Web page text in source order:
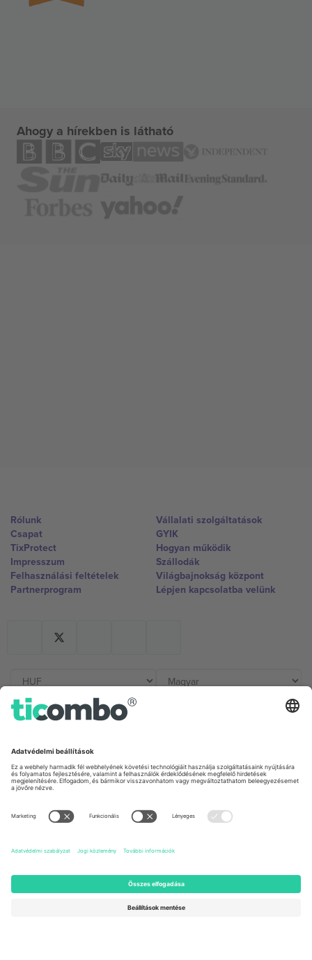
Ahogy a hírekben is látható
Rólunk
Csapat
TixProtect
Impresszum
Felhasználási feltételek
Partnerprogram
Vállalati szolgáltatások
GYIK
Hogyan működik
Szállodák
Világbajnokság központ
Lépjen kapcsolatba velünk
Germany
Unter den Linden 24, 10117
Berlin, Germany
United Kingdom
167 City Road, London, Greater
Newark, Delaware 19713, United
States
Engelberg, Switzerland